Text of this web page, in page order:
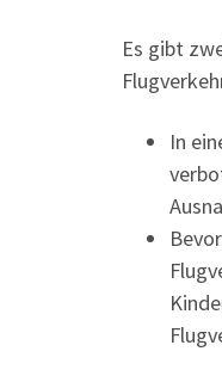
Es gibt
In